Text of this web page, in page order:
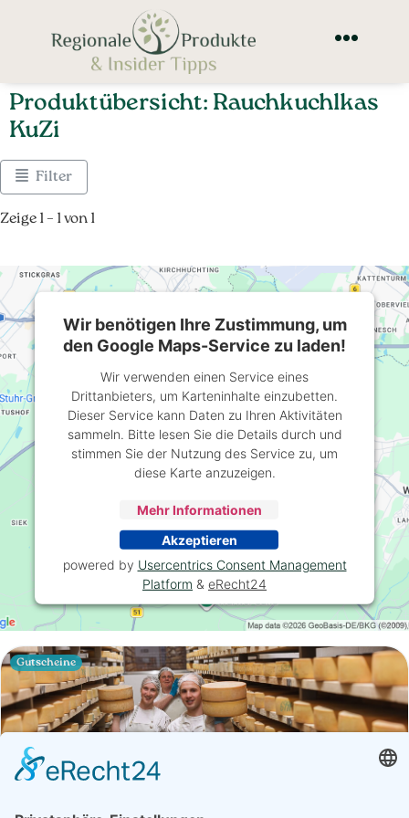
Produktübersicht: Rauchkuchlkas
KuZi
Filter
Zeige 1 – 1 von 1
Gutscheine
Wir benötigen Ihre Zustimmung, um
den Google Maps-Service zu laden!
Wir verwenden einen Service eines
Drittanbieters, um Karteninhalte einzubetten.
Dieser Service kann Daten zu Ihren Aktivitäten
sammeln. Bitte lesen Sie die Details durch und
stimmen Sie der Nutzung des Service zu, um
diese Karte anzuzeigen.
Mehr Informationen
Akzeptieren
powered by Usercentrics Consent Management
Platform & eRecht24